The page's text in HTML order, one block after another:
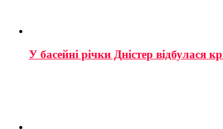
У басейні річки Дністер відбулася